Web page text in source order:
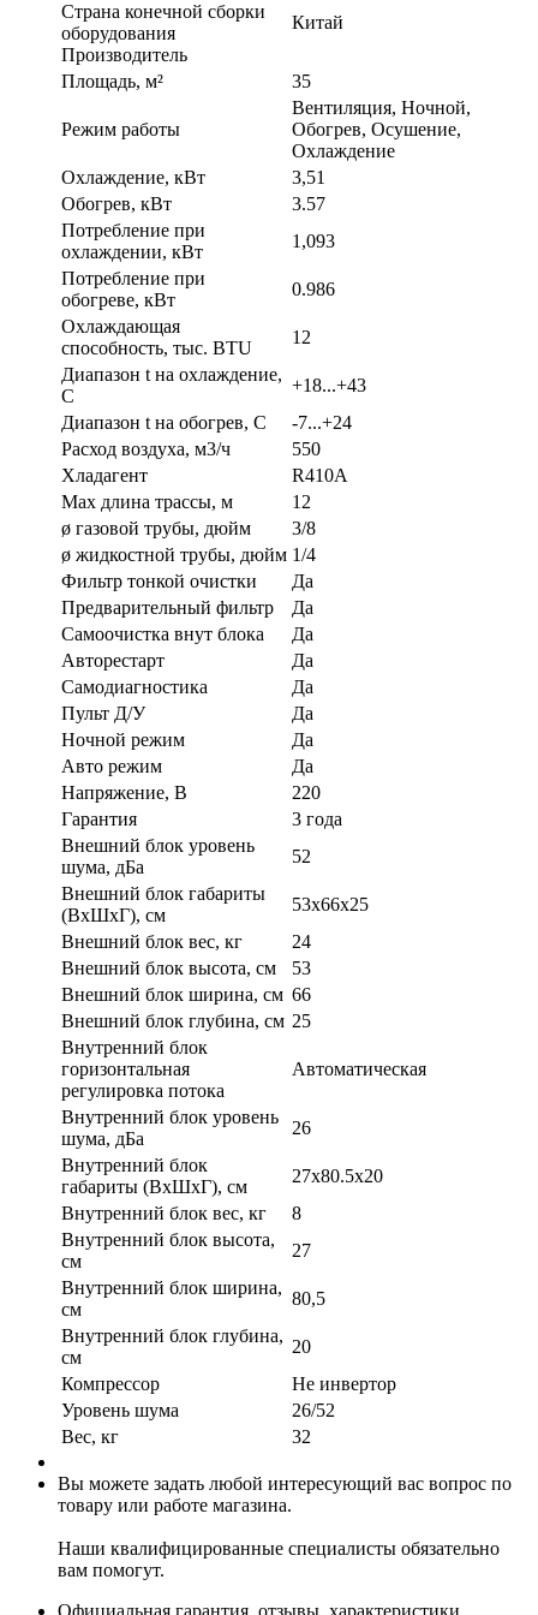
Страна конечной сборки
оборудования
Производитель
Китай
Площадь, м² 35
Режим работы
Вентиляция, Ночной,
Обогрев, Осушение,
Охлаждение
Охлаждение, кВт
3,51
Обогрев, кВт
3.57
Потребление при
охлаждении, кВт
1,093
Потребление при
обогреве, кВт
0.986
Охлаждающая
способность, тыс. BTU
12
Диапазон t на охлаждение,
С
+18...+43
Диапазон t на обогрев, С
-7...+24
Расход воздуха, м3/ч
550
Хладагент
R410A
Max длина трассы, м
12
ø газовой трубы, дюйм
3/8
ø жидкостной трубы, дюйм 1/4
Фильтр тонкой очистки
Да
Предварительный фильтр
Да
Самоочистка внут блока
Да
Авторестарт
Да
Самодиагностика
Да
Пульт Д/У
Да
Ночной режим
Да
Авто режим
Да
Напряжение, В
220
Гарантия
3 года
Внешний блок уровень
шума, дБа
52
Внешний блок габариты
(ВхШхГ), см
53x66x25
Внешний блок вес, кг
24
Внешний блок высота, см
53
Внешний блок ширина, см 66
Внешний блок глубина, см 25
Внутренний блок
горизонтальная
регулировка потока
Автоматическая
Внутренний блок уровень
шума, дБа
26
Внутренний блок
габариты (ВхШхГ), см
27x80.5x20
Внутренний блок вес, кг
8
Внутренний блок высота,
см
27
Внутренний блок ширина,
см
80,5
Внутренний блок глубина,
см
20
Компрессор
Не инвертор
Уровень шума
26/52
Вес, кг
32
Вы можете задать любой интересующий вас вопрос по
товару или работе магазина.
Наши квалифицированные специалисты обязательно
вам помогут.